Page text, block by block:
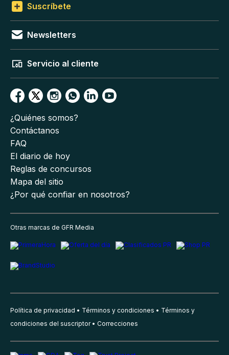
Suscríbete
Newsletters
Servicio al cliente
¿Quiénes somos?
Contáctanos
FAQ
El diario de hoy
Reglas de concursos
Mapa del sitio
¿Por qué confiar en nosotros?
Otras marcas de GFR Media
Política de privacidad Términos y condiciones
Términos y
condiciones del suscriptor
Correcciones